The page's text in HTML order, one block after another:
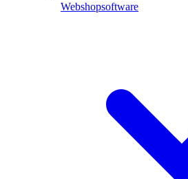
Webshopsoftware